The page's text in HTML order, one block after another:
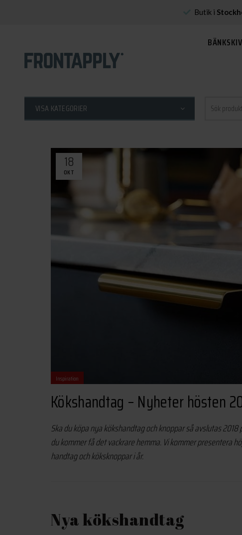
VISA KATEGORIER
efter:
18
OKT
Inspiration
Kökshandtag – Nyheter hösten
Ska du köpa nya kökshandtag och knoppar så avslutas
du kommer få det vackrare hemma. Vi kommer presentera
handtag och köksknoppar i år.
Nya kökshandtag
Butik i